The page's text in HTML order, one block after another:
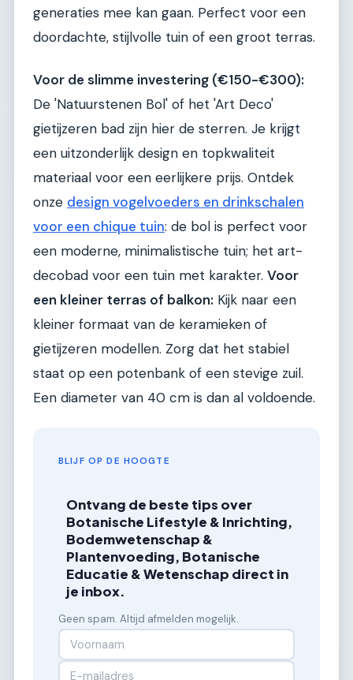
generaties mee kan gaan. Perfect voor een
doordachte, stijlvolle tuin of een groot terras.
Voor de slimme investering (€150-€300):
De 'Natuurstenen Bol' of het 'Art Deco'
gietijzeren bad zijn hier de sterren. Je krijgt
een uitzonderlijk design en topkwaliteit
materiaal voor een eerlijkere prijs. Ontdek
onze design vogelvoeders en drinkschalen
voor een chique tuin: de bol is perfect voor
een moderne, minimalistische tuin; het art-
decobad voor een tuin met karakter. Voor
een kleiner terras of balkon: Kijk naar een
kleiner formaat van de keramieken of
gietijzeren modellen. Zorg dat het stabiel
staat op een potenbank of een stevige zuil.
Een diameter van 40 cm is dan al voldoende.
BLIJF OP DE HOOGTE
Ontvang de beste tips over
Botanische Lifestyle & Inrichting,
Bodemwetenschap &
Plantenvoeding, Botanische
Educatie & Wetenschap direct in
je inbox.
Geen spam. Altijd afmelden mogelijk.